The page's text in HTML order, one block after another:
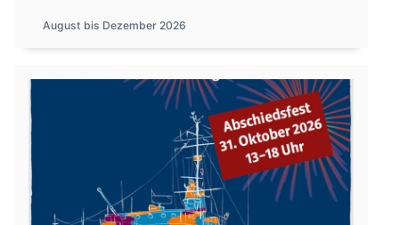
August bis Dezember 2026